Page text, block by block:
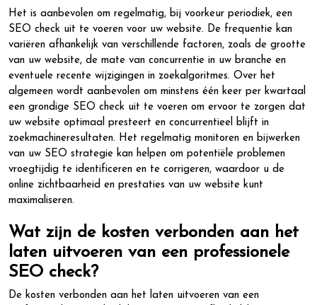
Het is aanbevolen om regelmatig, bij voorkeur periodiek, een
SEO check uit te voeren voor uw website. De frequentie kan
variëren afhankelijk van verschillende factoren, zoals de grootte
van uw website, de mate van concurrentie in uw branche en
eventuele recente wijzigingen in zoekalgoritmes. Over het
algemeen wordt aanbevolen om minstens één keer per kwartaal
een grondige SEO check uit te voeren om ervoor te zorgen dat
uw website optimaal presteert en concurrentieel blijft in
zoekmachineresultaten. Het regelmatig monitoren en bijwerken
van uw SEO strategie kan helpen om potentiële problemen
vroegtijdig te identificeren en te corrigeren, waardoor u de
online zichtbaarheid en prestaties van uw website kunt
maximaliseren.
Wat zijn de kosten verbonden aan het
laten uitvoeren van een professionele
SEO check?
De kosten verbonden aan het laten uitvoeren van een